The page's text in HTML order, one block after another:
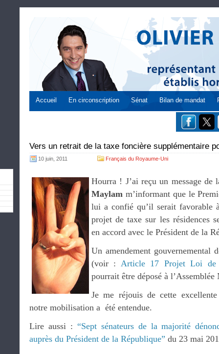
Accueil En circonscription Sénat Bilan de mandat
Vers un retrait de la taxe foncière supplémentaire
10 juin, 2011 Français du Royaume-Uni
Hourra ! J’ai reçu un message de
Maylam m’informant que le
lui a confié qu’il serait favorable
projet de taxe sur les résidences
en accord avec le Président de la
Un amendement gouvernemental
(voir : Article 17 Projet Loi de
pourrait être déposé à l’Assemblée
Je me réjouis de cette
notre mobilisation a été entendue.
Lire aussi : “Sept sénateurs de la majorité
auprès du Président de la République” du 23 mai